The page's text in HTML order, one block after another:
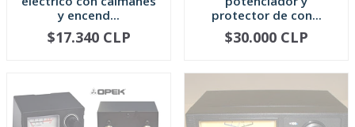
y encend...
+
$17.340 CLP
protector de con...
+
$30.000 CLP